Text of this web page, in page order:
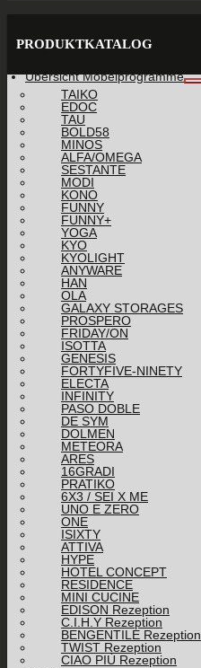
PRODUKTKATALOG
Übersicht Möbelprogramme
TAIKO
EDOC
TAU
BOLD58
MINOS
ALFA/OMEGA
SESTANTE
MODI
KONO
FUNNY
FUNNY+
YOGA
KYO
KYOLIGHT
ANYWARE
HAN
OLA
GALAXY STORAGES
PROSPERO
FRIDAY/ON
ISOTTA
GENESIS
FORTYFIVE-NINETY
ELECTA
INFINITY
PASO DOBLE
DE SYM
DOLMEN
METEORA
ARES
16GRADI
PRATIKO
6X3 / SEI X ME
UNO E ZERO
ONE
ISIXTY
ATTIVA
HYPE
HOTEL CONCEPT
RESIDENCE
MINI CUCINE
EDISON Rezeption
C.I.H.Y Rezeption
BENGENTILE Rezeption
TWIST Rezeption
CIAO PIÙ Rezeption